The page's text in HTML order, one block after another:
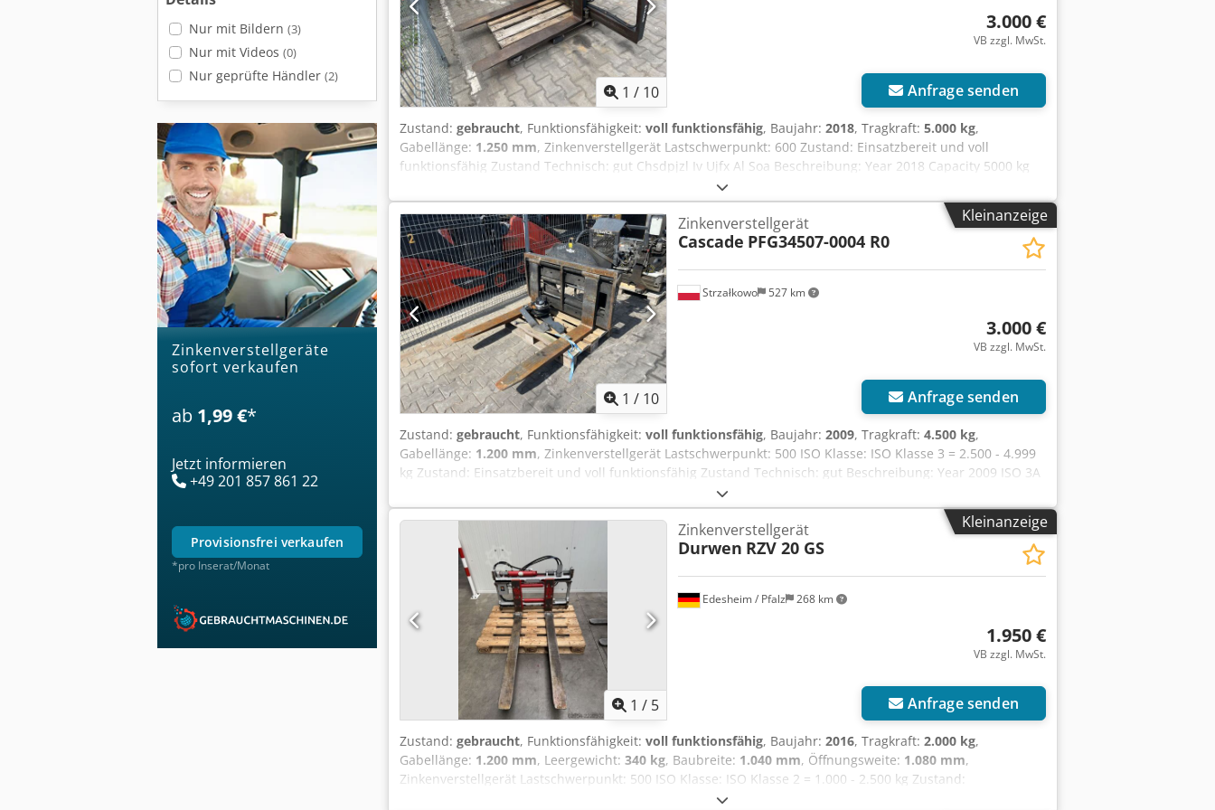
Nur mit Bildern (3)
Nur mit Videos (0)
Nur geprüfte Händler (2)
Zinkenverstellgeräte
sofort verkaufen
ab 1,99 €*
Jetzt informieren
+49 201 857 861 22
provisionsfrei verkaufen
*pro Inserat/Monat
vorbehalten
1 / 10
3.000 €
VB zzgl. MwSt.
Anfrage senden
Zustand: gebraucht, Funktionsfähigkeit: voll funktionsfähig, Baujahr: 2018, Tragkraft: 5.000 kg,
Gabellänge: 1.250 mm, Zinkenverstellgerät Lastschwerpunkt: 600 Zustand: Einsatzbereit und voll
funktionsfähig Zustand Technisch: gut Chsdpjzl Iv Ujfx Al Soa Beschreibung: Year 2018 Capacity 5000 kg
Sideshift Opening range 115-1615 mm Width 2000 mm Forks 1250 mm ID OS2079
Kleinanzeige
1 / 10
Strzałkowo 527 km
Zinkenverstellgerät
Cascade PFG34507-0004 R0
3.000 €
VB zzgl. MwSt.
Anfrage senden
Zustand: gebraucht, Funktionsfähigkeit: voll funktionsfähig, Baujahr: 2009, Tragkraft: 4.500 kg,
Gabellänge: 1.200 mm, Zinkenverstellgerät Lastschwerpunkt: 500 ISO Klasse: ISO Klasse 3 = 2.500 - 4.999
kg Zustand: Einsatzbereit und voll funktionsfähig Zustand Technisch: gut Beschreibung: Year 2009 ISO 3A
(51 cm) Capacity 4500 kg Rotator 360° Opening range 300-1170 mm Width 1280 mm Forks 1200 mm ID
OS2061 Cedpfszl It Tox Al Soha
Kleinanzeige
1 / 5
Edesheim / Pfalz 268 km
Zinkenverstellgerät
Durwen RZV 20 GS
1.950 €
VB zzgl. MwSt.
Anfrage senden
Zustand: gebraucht, Funktionsfähigkeit: voll funktionsfähig, Baujahr: 2016, Tragkraft: 2.000 kg,
Gabellänge: 1.200 mm, Leergewicht: 340 kg, Baubreite: 1.040 mm, Öffnungsweite: 1.080 mm,
Zinkenverstellgerät Lastschwerpunkt: 500 ISO Klasse: ISO Klasse 2 = 1.000 - 2.500 kg Zustand:
Einsatzbereit und voll funktionsfähig Zustand Technisch: gut Beschreibung: Bei weiteren Fragen rufen Sie